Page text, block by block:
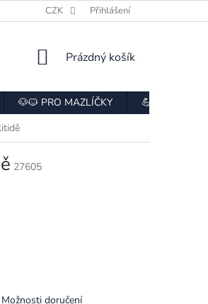
ODSTOUPENÍ OD SMLOUVY
CZK Přihlášení
NÁKUPNÍ
Prázdný košík
🐶🐱 PRO MAZLÍČKY
💪 PRO
27605
Možnosti doručení